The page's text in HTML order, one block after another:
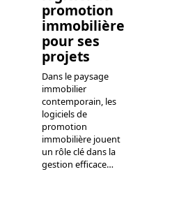
promotion
immobilière
pour ses
projets
Dans le paysage
immobilier
contemporain, les
logiciels de
promotion
immobilière jouent
un rôle clé dans la
gestion efficace…